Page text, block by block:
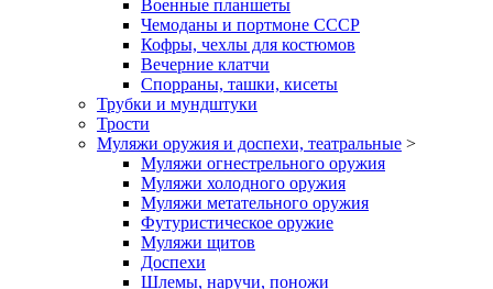
Военные планшеты
Чемоданы и портмоне СССР
Кофры, чехлы для костюмов
Вечерние клатчи
Спорраны, ташки, кисеты
Трубки и мундштуки
Трости
Муляжи оружия и доспехи, театральные >
Муляжи огнестрельного оружия
Муляжи холодного оружия
Муляжи метательного оружия
Футуристическое оружие
Муляжи щитов
Доспехи
Шлемы, наручи, поножи